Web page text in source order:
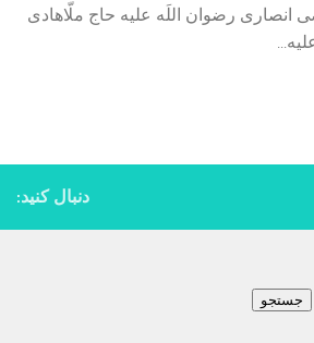
انصاری رضوان اللَه علیه حاج ملّاهادی
دنبال کنید:
جستجو